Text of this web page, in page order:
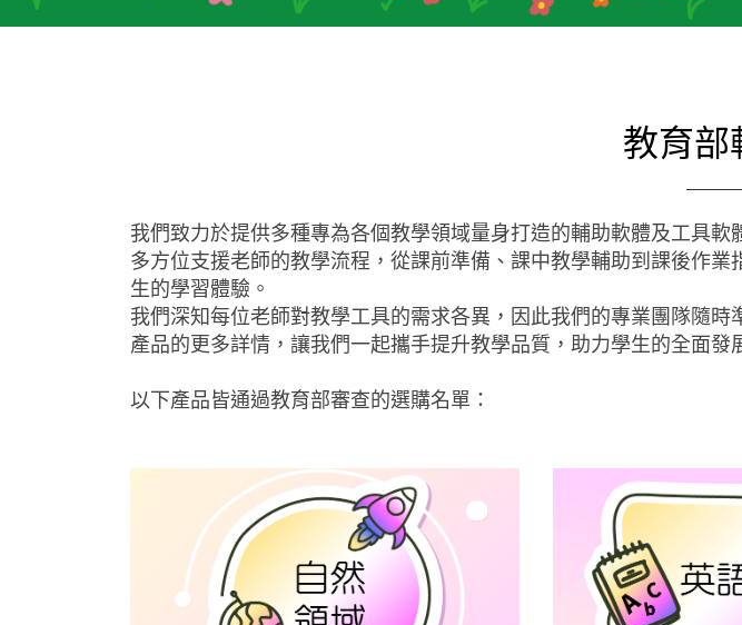
教育部
我們致力於提供多種專為各個教學領域量身打造的輔助軟體及工具
多方位支援老師的教學流程，從課前準備、課中教學輔助到課後作
生的學習體驗。
我們深知每位老師對教學工具的需求各異，因此我們的專業團隊隨
產品的更多詳情，讓我們一起攜手提升教學品質，助力學生的全面發
以下產品皆通過教育部審查的選購名單：